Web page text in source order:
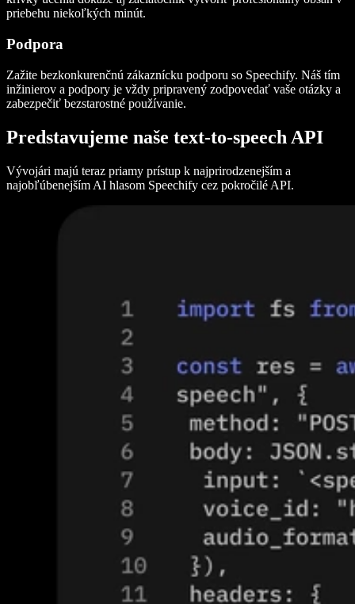
priebehu niekoľkých minút.
Podpora
Zažite bezkonkurenčnú zákaznícku podporu so Speechify. Náš tím
inžinierov a podpory je vždy pripravený zodpovedať vaše otázky a
zabezpečiť bezstarostné používanie.
Predstavujeme naše text-to-speech API
Vývojári majú teraz priamy prístup k najprirodzenejším a
najobľúbenejším AI hlasom Speechify cez pokročilé API.